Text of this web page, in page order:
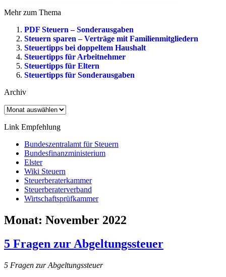
Mehr zum Thema
PDF Steuern – Sonderausgaben
Steuern sparen – Verträge mit Familienmitgliedern
Steuertipps bei doppeltem Haushalt
Steuertipps für Arbeitnehmer
Steuertipps für Eltern
Steuertipps für Sonderausgaben
Archiv
Archiv
Link Empfehlung
Bundeszentralamt für Steuern
Bundesfinanzministerium
Elster
Wiki Steuern
Steuerberaterkammer
Steuerberaterverband
Wirtschaftsprüfkammer
Monat: November 2022
5 Fragen zur Abgeltungssteuer
5 Fragen zur Abgeltungssteuer